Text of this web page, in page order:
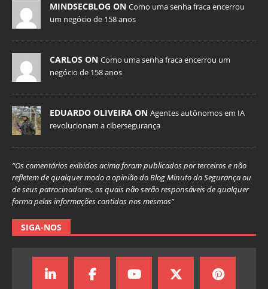
MINDSECBLOG ON Como uma senha fraca encerrou
um negócio de 158 anos
CARLOS ON Como uma senha fraca encerrou um
negócio de 158 anos
EDUARDO OLIVEIRA ON Agentes autônomos em IA
revolucionam a cibersegurança
“Os comentários exibidos acima foram publicados por terceiros e não
refletem de qualquer modo a opinião do Blog Minuto da Segurança ou
de seus patrocinadores, os quais não serão responsáveis de qualquer
forma pelas informações contidas nos mesmos”
SIGA-NOS